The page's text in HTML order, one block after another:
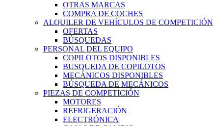
OTRAS MARCAS
COMPRA DE COCHES
ALQUILER DE VEHÍCULOS DE COMPETICIÓN
OFERTAS
BÚSQUEDAS
PERSONAL DEL EQUIPO
COPILOTOS DISPONIBLES
BUSQUEDA DE COPILOTOS
MECÁNICOS DISPONIBLES
BÚSQUEDA DE MECÁNICOS
PIEZAS DE COMPETICIÓN
MOTORES
REFRIGERACIÓN
ELECTRÓNICA